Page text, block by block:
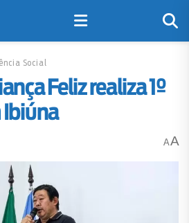
Social
Feliz realiza 1º
Ibiúna
AA